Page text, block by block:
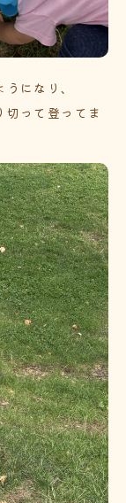
になり、
って登ってま